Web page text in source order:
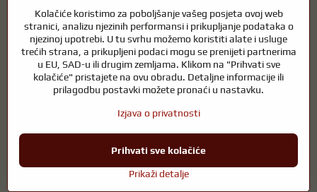
skladno okruženje za opuštanje i život vodenih životinja. Pravilna
tehnologija, filtracija i redovito održavanje ključni su za čistu vodu i
zdrav ribnjak tijekom cijele godine. Jednako važna je briga o
životinjama koje su dio naših života.
Konjima je potrebna visokokvalitetna oprema za jahanje, pravilna
prehrana i odgovorna briga kako bi bili zdravi, jaki i zadovoljni. Bilo da
stvoriti okruženje koje podržava prirodnu ravnotežu, sigurnost i
dobrobit i životinja i ljudi.
©2026Autorska pravaPostavke privatnostiIzjava o privatnosti
Web stranica izrađena pomoću:
Kolačiće koristimo za poboljšanje vašeg posjeta ovoj web
stranici, analizu njezinih performansi i prikupljanje podataka o
njezinoj upotrebi. U tu svrhu možemo koristiti alate i usluge
trećih strana, a prikupljeni podaci mogu se prenijeti partnerima
u EU, SAD-u ili drugim zemljama. Klikom na "Prihvati sve
kolačiće" pristajete na ovu obradu. Detaljne informacije ili
prilagodbu postavki možete pronaći u nastavku.
Izjava o privatnosti
Prikaži detalje
Prihvati sve kolačiće